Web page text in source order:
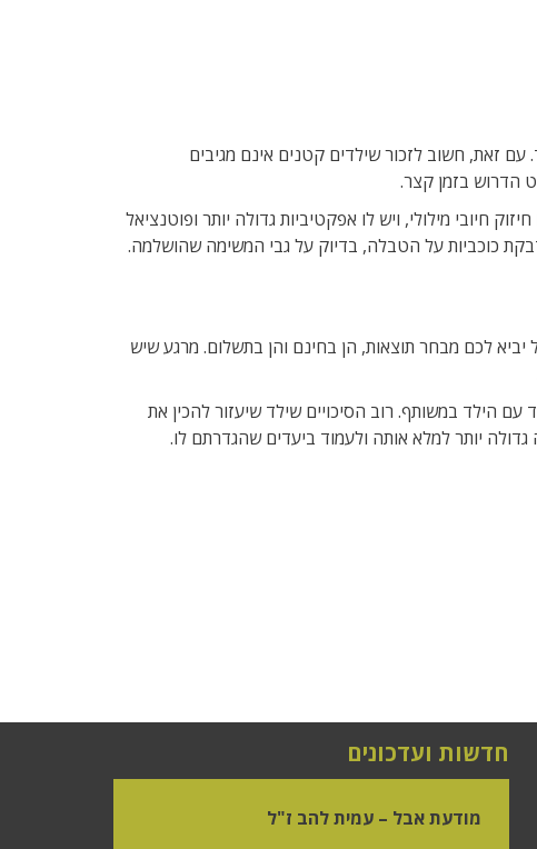
זאת, חשוב לזכור שילדים קטנים אינם מגיבים
הדרוש בזמן קצר.
חיובי מילולי, ויש לו אפקטיביות גדולה יותר ופוטנציאל
כוכביות על הטבלה, בדיוק על גבי המשימה שהושלמה.
לכם מבחר תוצאות, הן בחינם והן בתשלום. מרגע שיש
הילד במשותף. רוב הסיכויים שילד שיעזור להכין את
יותר למלא אותה ולעמוד ביעדים שהגדרתם לו.
חדשות ועדכונים
מודעת אבל – עמית להב ז"ל